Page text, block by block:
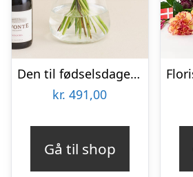
Den til fødselsdagen med Lavonte, Zinfandel
kr. 491,00
Gå til shop